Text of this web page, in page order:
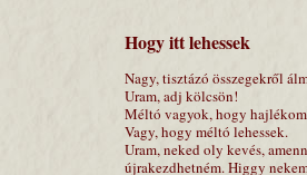
Hogy itt lehessek
Nagy, tisztázó összegekről
Uram, adj kölcsön!
Méltó vagyok, hogy
Vagy, hogy méltó lehessek.
Uram, neked oly kevés,
újrakezdhetném. Higgy